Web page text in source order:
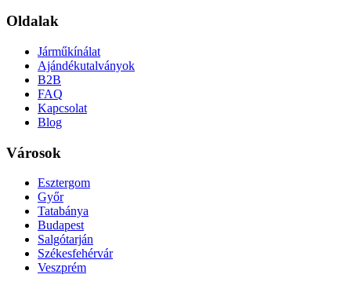
Oldalak
Járműkínálat
Ajándékutalványok
B2B
FAQ
Kapcsolat
Blog
Városok
Esztergom
Győr
Tatabánya
Budapest
Salgótarján
Székesfehérvár
Veszprém